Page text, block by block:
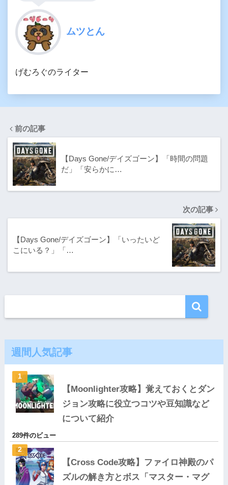
ムツとん
げむろぐのライター
前の記事
【Days Gone/デイズゴーン】「時間の問題
だ」「安らかに…
次の記事
【Days Gone/デイズゴーン】「いったいど
こにいる？」「…
週間人気記事
【Moonlighter攻略】覚えておくとダン
ジョン攻略に役立つコツや豆知識など
について紹介
289件のビュー
【Cross Code攻略】ファイロ神殿のパ
ズルの解き方とボス「マスター・マグ